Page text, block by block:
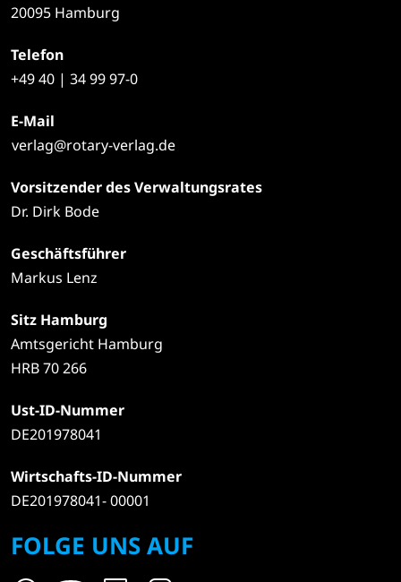
20095 Hamburg
Telefon
+4940 | 34 99 97-0
E-Mail
verlag@rotary-verlag.de
Vorsitzender des Verwaltungsrates
Dr. Dirk Bode
Geschäftsführer
Markus Lenz
Sitz Hamburg
Amtsgericht Hamburg
HRB 70 266
Ust-ID-Nummer
DE201978041
Wirtschafts-ID-Nummer
DE201978041- 00001
FOLGE UNS AUF